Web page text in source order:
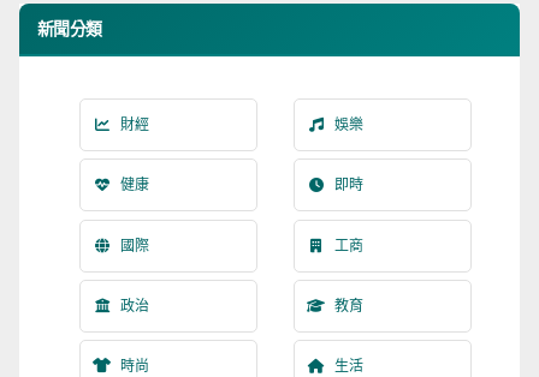
新聞分類
財經 娛樂
健康 即時
國際 工商
政治 教育
時尚 生活